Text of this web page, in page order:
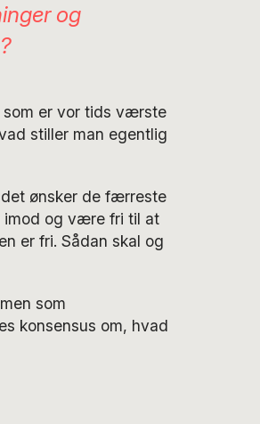
og
som er vor tids værste
stiller man egentlig
ønsker de færreste
imod og være fri til at
er fri. Sådan skal og
som
konsensus om, hvad